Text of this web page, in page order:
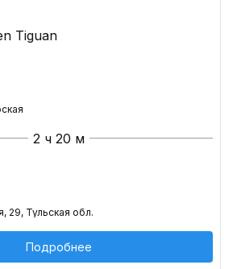
Tiguan
2 ч 20 м
29, Тульская обл.
Подробнее